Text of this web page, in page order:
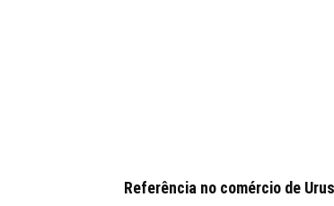
Referência no comércio de